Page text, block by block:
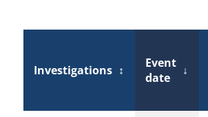
Investigations ↕
Event
date
↓